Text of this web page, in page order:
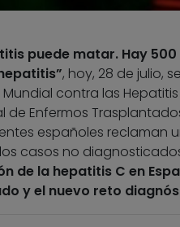
puede matar. Hay
, hoy, 28 de julio,
contra las
de Enfermos
españoles reclaman
casos no
de la hepatitis C en
y el nuevo reto